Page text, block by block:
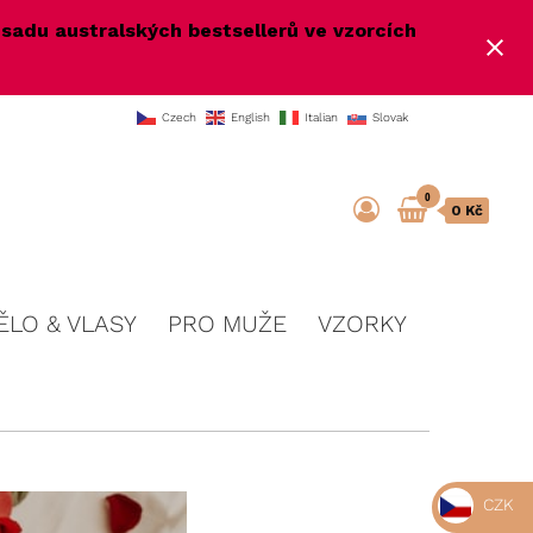
sadu australských bestsellerů ve vzorcích
Czech English Italian Slovak
0
0 Kč
& VLASY PRO MUŽE VZORKY
CZK